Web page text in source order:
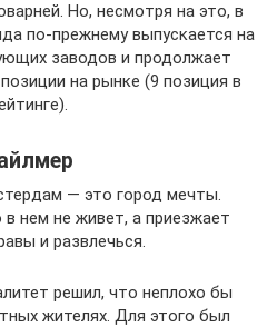
Но, несмотря на это, в
по-прежнему выпускается на
заводов и продолжает
на рынке (9 позиция в
— это город мечты.
нем не живет, а приезжает
и развлечься.
решил, что неплохо бы
жителях. Для этого был